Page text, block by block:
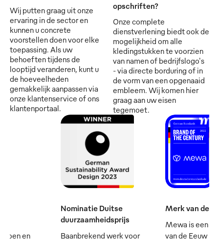
Wij putten graag uit onze
ervaring in de sector en
kunnen u concrete
voorstellen doen voor elke
toepassing. Als uw
behoeften tijdens de
looptijd veranderen, kunt u
de hoeveelheden
gemakkelijk aanpassen via
onze klantenservice of ons
klantenportaal.
opschriften?
Onze complete
dienstverlening biedt ook de
mogelijkheid om alle
kledingstukken te voorzien
van namen of bedrijfslogo's
- via directe borduring of in
de vorm van een opgenaaid
embleem. Wij komen hier
graag aan uw eisen
tegemoet.
en
Nominatie Duitse
duurzaamheidsprijs
Baanbrekend werk voor
Merk van de
Mewa is een
van de Eeuw -